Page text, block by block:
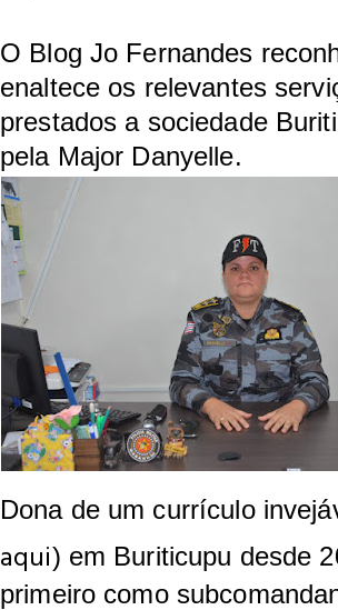
O Blog Jo Fernandes
enaltece os relevantes
prestados a sociedade
pela Major Danyelle.
Dona de um currículo
aqui) em Buriticupu desde
primeiro como